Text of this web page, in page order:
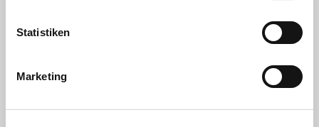
Statistiken
Marketing